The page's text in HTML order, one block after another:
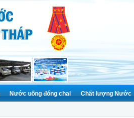
Nước uống đóng chai Chất lượng Nước